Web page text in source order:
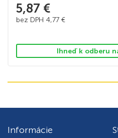
5,87 €
bez DPH 4,77 €
Ihneď k odberu
Informácie